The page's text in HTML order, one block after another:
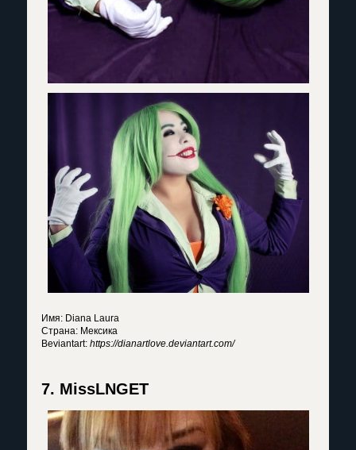
Имя: Diana Laura
Страна: Мексика
Вeviantart: https://dianartlove.deviantart.com/
7. MissLNGET